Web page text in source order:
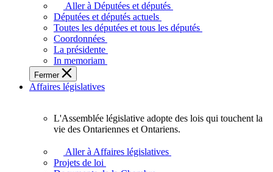
députés
vous
représentent
sein
de
l'Assemblée
législative
l'Ontario.
Aller à Députées et députés
Députées et députés actuels
Toutes les députées et tous les députés
Coordonnées
La présidente
In memoriam
Fermer
Affaires législatives
L'Assemblée
adopte
L'Assemblée législative adopte des lois qui touchent la
vie des Ontariennes et Ontariens.
Aller à Affaires législatives
Projets de loi